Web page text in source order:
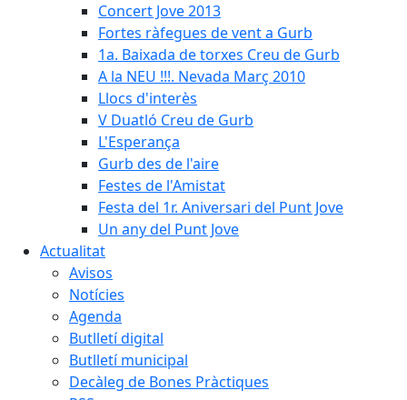
Concert Jove 2013
Fortes ràfegues de vent a Gurb
1a. Baixada de torxes Creu de Gurb
A la NEU !!!. Nevada Març 2010
Llocs d'interès
V Duatló Creu de Gurb
L'Esperança
Gurb des de l'aire
Festes de l'Amistat
Festa del 1r. Aniversari del Punt Jove
Un any del Punt Jove
Actualitat
Avisos
Notícies
Agenda
Butlletí digital
Butlletí municipal
Decàleg de Bones Pràctiques